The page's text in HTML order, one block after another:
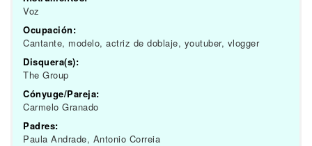
Voz
Ocupación:
Cantante, modelo, actriz de doblaje, youtuber, vlogger
Disquera(s):
The Group
Cónyuge/Pareja:
Carmelo Granado
Padres:
Paula Andrade, Antonio Correia